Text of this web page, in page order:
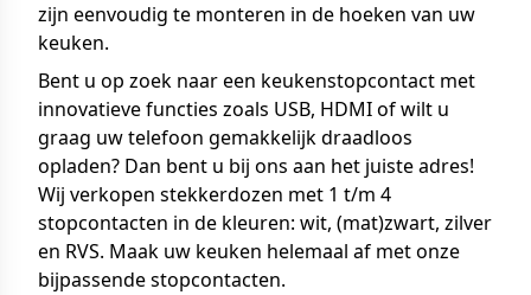
zijn eenvoudig te monteren in de hoeken van uw
keuken.
Bent u op zoek naar een keukenstopcontact met
innovatieve functies zoals USB, HDMI of wilt u
graag uw telefoon gemakkelijk draadloos
opladen? Dan bent u bij ons aan het juiste adres!
Wij verkopen stekkerdozen met 1 t/m 4
stopcontacten in de kleuren: wit, (mat)zwart, zilver
en RVS. Maak uw keuken helemaal af met onze
bijpassende stopcontacten.